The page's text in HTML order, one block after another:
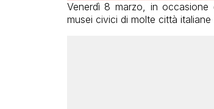
Venerdì 8 marzo, in
musei civici di molte città